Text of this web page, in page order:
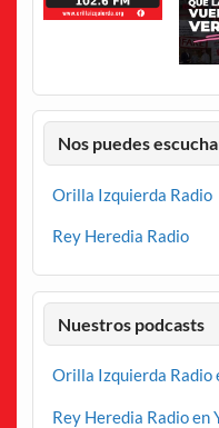
Nos puedes
Orilla Izquierda Radio
Rey Heredia Radio
Nuestros podcasts
Orilla Izquierda Radio
Rey Heredia Radio en